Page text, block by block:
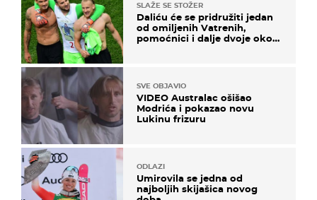
SLAŽE SE STOŽER
Daliću će se pridružiti jedan
od omiljenih Vatrenih,
pomoćnici i dalje dvoje oko
SVE OBJAVIO
VIDEO Australac ošišao
Modrića i pokazao novu
Lukinu frizuru
ODLAZI
Umirovila se jedna od
najboljih skijašica novog